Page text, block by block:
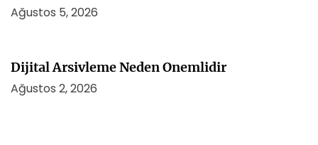
Ağustos 5, 2026
Dijital Arsivleme Neden Onemlidir
Ağustos 2, 2026